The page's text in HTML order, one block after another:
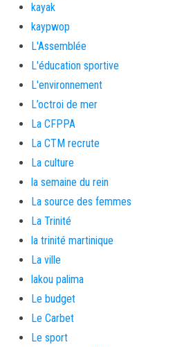
kayak
kaypwop
L'Assemblée
L'éducation sportive
L'environnement
L’octroi de mer
La CFPPA
La CTM recrute
La culture
la semaine du rein
La source des femmes
La Trinité
la trinité martinique
La ville
lakou palima
Le budget
Le Carbet
Le sport